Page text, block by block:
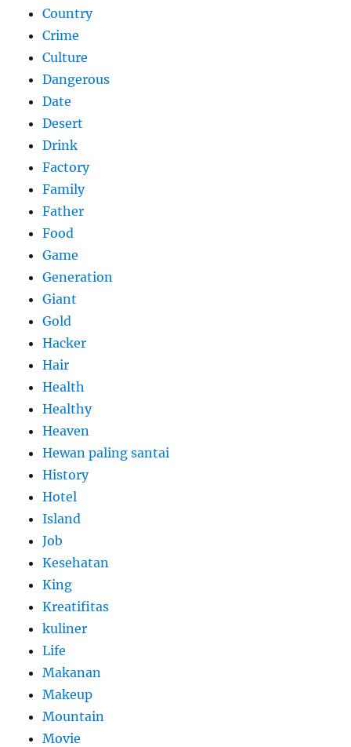
Country
Crime
Culture
Dangerous
Date
Desert
Drink
Factory
Family
Father
Food
Game
Generation
Giant
Gold
Hacker
Hair
Health
Healthy
Heaven
Hewan paling santai
History
Hotel
Island
Job
Kesehatan
King
Kreatifitas
kuliner
Life
Makanan
Makeup
Mountain
Movie